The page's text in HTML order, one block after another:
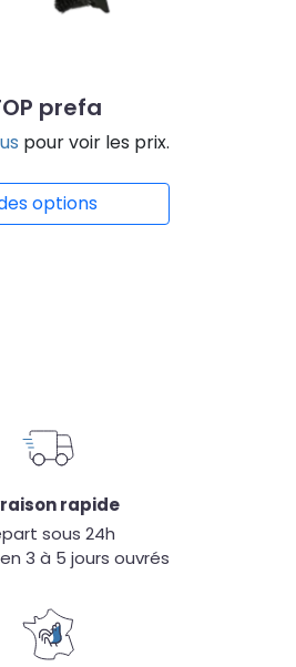
prefa
pour voir les prix.
options
rapide
sous 24h
3 à 5 jours ouvrés